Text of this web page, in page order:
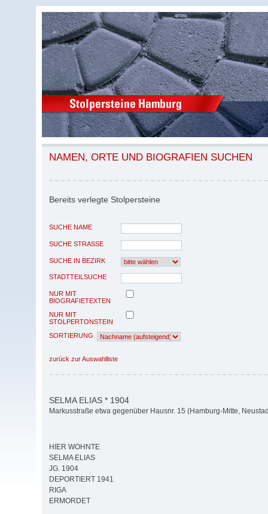
NAMEN, ORTE UND BIOGRAFIEN SUCHEN
Bereits verlegte Stolpersteine
SUCHE NAME
SUCHE STRASSE
SUCHE IN BEZIRK
STADTTEILSUCHE
NUR MIT
BIOGRAFIETEXTEN
NUR MIT
STOLPERTONSTEIN
SORTIERUNG
zurück zur Auswahlliste
SELMA ELIAS * 1904
Markusstraße etwa gegenüber Hausnr. 15 (Hamburg-Mitte,
HIER WOHNTE
SELMA ELIAS
JG. 1904
DEPORTIERT 1941
RIGA
ERMORDET